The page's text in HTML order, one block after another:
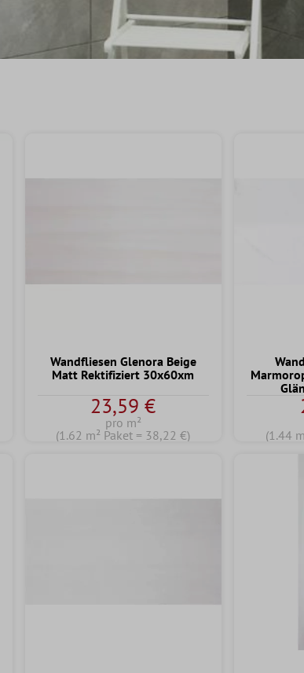
Wandfliesen Glenora Beige
Matt Rektifiziert 30x60xm
23,59 €
pro m²
(1.62 m² Paket = 38,22 €)
(1.44